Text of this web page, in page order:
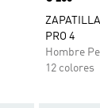
PRO 4
Hombre
12 colores